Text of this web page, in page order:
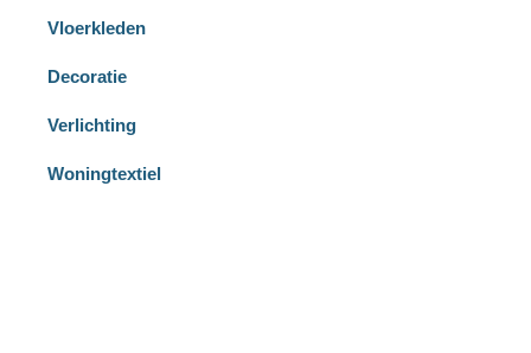
Vloerkleden
Decoratie
Verlichting
Woningtextiel